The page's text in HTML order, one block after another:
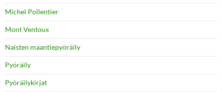
Michel Pollentier
Mont Ventoux
Naisten maantiepyöräily
Pyöräily
Pyöräilykirjat